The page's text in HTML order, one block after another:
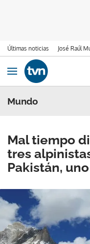
Últimas noticias José Raúl
Ir al contenido
Obrir navegació
Mundo
Mal tiempo
tres
Pakistán,